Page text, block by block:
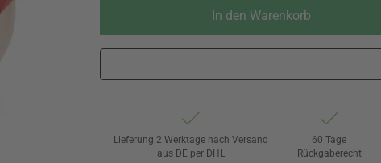
In den Warenkorb
Lieferung 2 Werktage nach Versand
aus DE per DHL
60 Tage
Rückgaberecht